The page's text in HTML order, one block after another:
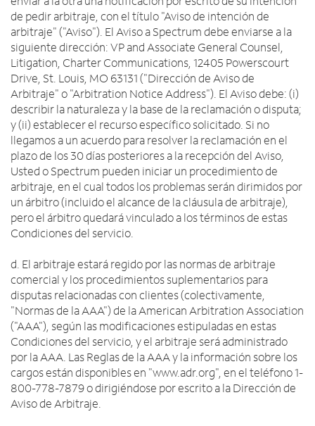
de pedir arbitraje, con el título "Aviso de intención de
arbitraje" ("Aviso"). El Aviso a Spectrum debe enviarse a la
siguiente dirección: VP and Associate General Counsel,
Litigation, Charter Communications, 12405 Powerscourt
Drive, St. Louis, MO 63131 ("Dirección de Aviso de
Arbitraje" o "Arbitration Notice Address"). El Aviso debe: (i)
describir la naturaleza y la base de la reclamación o disputa;
y (ii) establecer el recurso específico solicitado. Si no
llegamos a un acuerdo para resolver la reclamación en el
plazo de los 30 días posteriores a la recepción del Aviso,
Usted o Spectrum pueden iniciar un procedimiento de
arbitraje, en el cual todos los problemas serán dirimidos por
un árbitro (incluido el alcance de la cláusula de arbitraje),
pero el árbitro quedará vinculado a los términos de estas
Condiciones del servicio.
d. El arbitraje estará regido por las normas de arbitraje
comercial y los procedimientos suplementarios para
disputas relacionadas con clientes (colectivamente,
"Normas de la AAA") de la American Arbitration Association
("AAA"), según las modificaciones estipuladas en estas
Condiciones del servicio, y el arbitraje será administrado
por la AAA. Las Reglas de la AAA y la información sobre los
cargos están disponibles en "www.adr.org", en el teléfono 1-
800-778-7879 o dirigiéndose por escrito a la Dirección de
Aviso de Arbitraje.